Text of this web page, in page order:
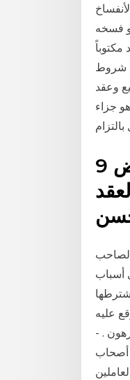
الأنفساخ
فسخه
مكتوباً
شروط
وعقد
جزاء
9 نيسان (إبريل) 2020 وأحد هذه الحلول التي يحاول البعض
لا يمكن لصاحب
أسباب
عليه
. -
العمل كلًّا من: أصحاب